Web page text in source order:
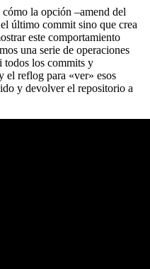
la opción –amend del
último commit sino que crea
este comportamiento
una serie de operaciones
todos los commits y
el reflog para «ver» esos
y devolver el repositorio a